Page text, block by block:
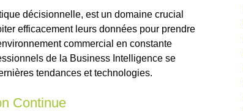
décisionnelle, est un domaine crucial
efficacement leurs données pour prendre
commercial en constante
de la Business Intelligence se
tendances et technologies.
Continue